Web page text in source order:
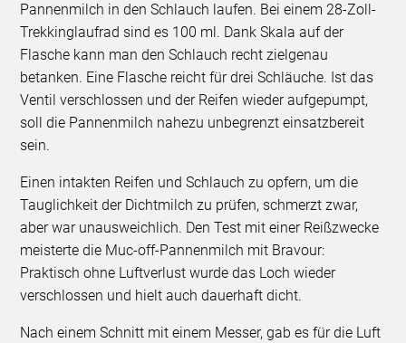
Pannenmilch in den Schlauch laufen. Bei einem 28-Zoll-
Trekkinglaufrad sind es 100 ml. Dank Skala auf der
Flasche kann man den Schlauch recht zielgenau
betanken. Eine Flasche reicht für drei Schläuche. Ist das
Ventil verschlossen und der Reifen wieder aufgepumpt,
soll die Pannenmilch nahezu unbegrenzt einsatzbereit
sein.
Einen intakten Reifen und Schlauch zu opfern, um die
Tauglichkeit der Dichtmilch zu prüfen, schmerzt zwar,
aber war unausweichlich. Den Test mit einer Reißzwecke
meisterte die Muc-off-Pannenmilch mit Bravour:
Praktisch ohne Luftverlust wurde das Loch wieder
verschlossen und hielt auch dauerhaft dicht.
Nach einem Schnitt mit einem Messer, gab es für die Luft